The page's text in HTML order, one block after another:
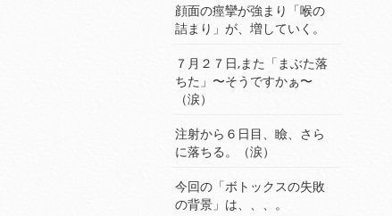
顔面の痙攣が強まり「喉の
詰まり」が、増していく。
７月２７日,また「まぶた落
ちた」〜そうですかぁ〜
（涙）
注射から６日目、瞼、さら
に落ちる。（涙）
今回の「ボトックスの失敗
の背景」は、、、。